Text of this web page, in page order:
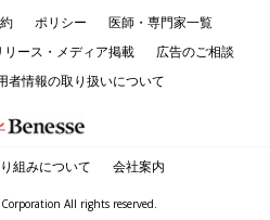
ポリシー
医師・専門家一覧
ース・メディア掲載
広告のご相談
者情報の取り扱いについて
組みについて 会社案内
All rights reserved.